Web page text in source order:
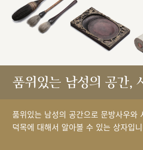
품위있는 남성의 공간,
품위있는 남성의 공간으로 문방사우와
덕목에 대해서 알아볼 수 있는 상자입